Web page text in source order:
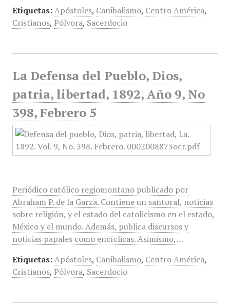
Etiquetas: Apóstoles, Canibalismo, Centro América,
Cristianos, Pólvora, Sacerdocio
La Defensa del Pueblo, Dios,
patria, libertad, 1892, Año 9, No
398, Febrero 5
Periódico católico regiomontano publicado por
Abraham P. de la Garza. Contiene un santoral, noticias
sobre religión, y el estado del catolicismo en el estado,
México y el mundo. Además, publica discursos y
noticias papales como encíclicas. Asimismo,…
Etiquetas: Apóstoles, Canibalismo, Centro América,
Cristianos, Pólvora, Sacerdocio